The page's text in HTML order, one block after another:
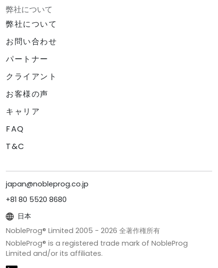
弊社について
弊社について
お問い合わせ
パートナー
クライアント
お客様の声
キャリア
FAQ
T&C
japan@nobleprog.co.jp
+81 80 5520 8680
日本
NobleProg® Limited 2005 - 2026 全著作権所有
NobleProg® is a registered trade mark of NobleProg
Limited and/or its affiliates.